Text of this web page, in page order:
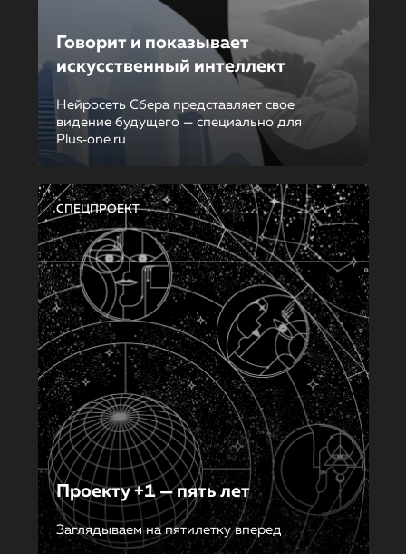
Говорит и показывает
искусственный интеллект
Нейросеть Сбера представляет свое
видение будущего — специально для
Plus‑one.ru
СПЕЦПРОЕКТ
Проекту +1 — пять лет
Заглядываем на пятилетку вперед